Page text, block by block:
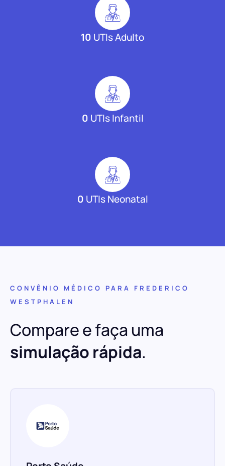
10 UTIs Adulto
0 UTIs Infantil
0 UTIs Neonatal
CONVÊNIO MÉDICO PARA FREDERICO
WESTPHALEN
Compare e faça uma
simulação rápida.